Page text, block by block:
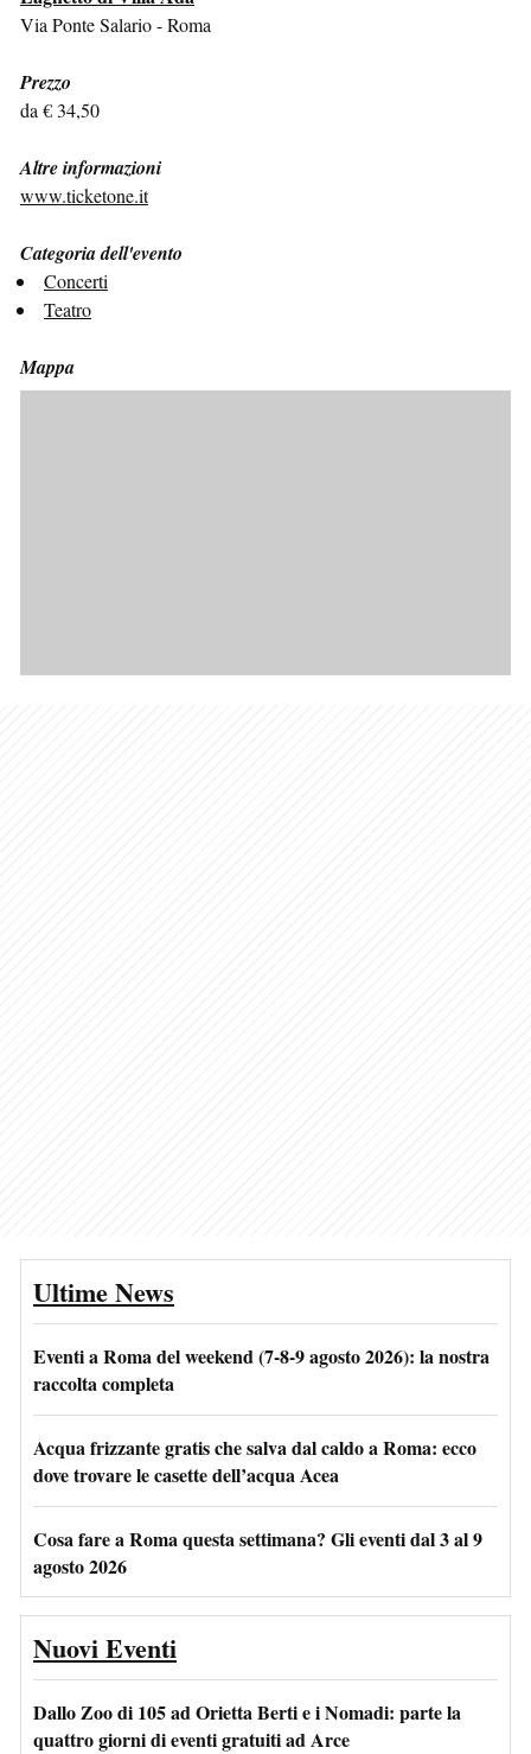
Via Ponte Salario - Roma
Prezzo
da € 34,50
Altre informazioni
www.ticketone.it
Categoria dell'evento
Concerti
Teatro
Mappa
Ultime News
Eventi a Roma del weekend (7-8-9 agosto 2026): la nostra
raccolta completa
Acqua frizzante gratis che salva dal caldo a Roma: ecco
dove trovare le casette dell’acqua Acea
Cosa fare a Roma questa settimana? Gli eventi dal 3 al 9
agosto 2026
Nuovi Eventi
Dallo Zoo di 105 ad Orietta Berti e i Nomadi: parte la
quattro giorni di eventi gratuiti ad Arce